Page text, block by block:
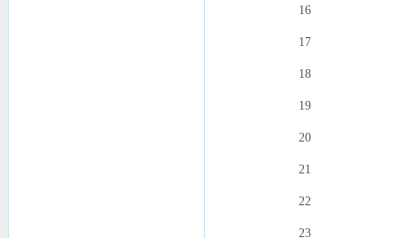
16
17
18
19
20
21
22
23